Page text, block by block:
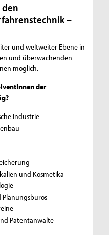
–
und weltweiter Ebene in
und überwachenden
möglich.
der
Industrie
und Kosmetika
Patentanwälte